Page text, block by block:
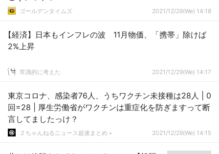
ゴールデンタイムズ 2021/12/29(We) 14:18
【経済】日本もインフレの波 11月物価、「携帯」除けば
2%上昇
常識的に考えた 2021/12/29(We) 14:17
東京コロナ、感染者76人、うちワクチン未接種は28人 | 0
回=28 | 厚生労働省がワクチンは重症化を防ぎますって断
言してましたっけ？
２ちゃんねるニュース超速まとめ＋ 2021/12/29(We) 14:15